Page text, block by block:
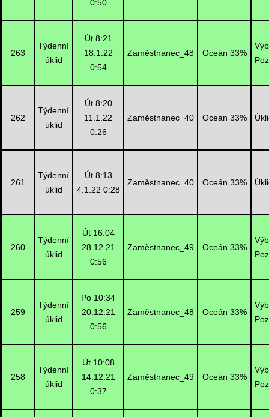
0:50
263
Týdenní
úklid
Út 8:21
18.1.22
0:54
Zaměstnanec_48 Oceán 33%
262
Týdenní
úklid
Út 8:20
11.1.22
0:26
Zaměstnanec_40 Oceán 33%
261
Týdenní
úklid
Út 8:13
4.1.22 0:28
Zaměstnanec_40 Oceán 33%
260
Týdenní
úklid
Út 16:04
28.12.21
0:56
Zaměstnanec_49 Oceán 33%
259
Týdenní
úklid
Po 10:34
20.12.21
0:56
Zaměstnanec_48 Oceán 33%
258
Týdenní
úklid
Út 10:08
14.12.21
0:37
Zaměstnanec_49 Oceán 33%